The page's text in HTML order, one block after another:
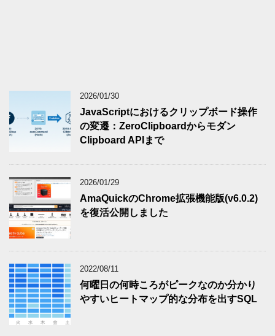
2026/01/30
JavaScriptにおけるクリップボード操作
の変遷：ZeroClipboardからモダン
Clipboard APIまで
2026/01/29
AmaQuickのChrome拡張機能版(v6.0.2)
を復活公開しました
2022/08/11
何曜日の何時ころがピークなのか分かり
やすいヒートマップ的な分布を出すSQL